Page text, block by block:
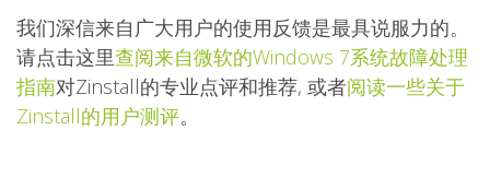
我们深信来自广大用户的使用反馈是最具说服力的。
请点击这里查阅来自微软的Windows 7系统故障处理
指南对Zinstall的专业点评和推荐, 或者阅读一些关于
Zinstall的用户测评。